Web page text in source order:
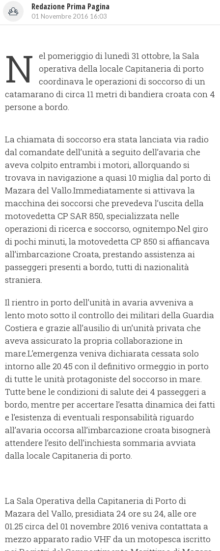
Redazione Prima Pagina
01 Novembre 2016 16:03
N el pomeriggio di lunedì 31 ottobre, la Sala
operativa della locale Capitaneria di porto
coordinava le operazioni di soccorso di un
catamarano di circa 11 metri di bandiera croata con 4
persone a bordo.
La chiamata di soccorso era stata lanciata via radio
dal comandate dell’unità a seguito dell’avaria che
aveva colpito entrambi i motori, allorquando si
trovava in navigazione a quasi 10 miglia dal porto di
Mazara del Vallo.Immediatamente si attivava la
macchina dei soccorsi che prevedeva l’uscita della
motovedetta CP SAR 850, specializzata nelle
operazioni di ricerca e soccorso, ognitempo.Nel giro
di pochi minuti, la motovedetta CP 850 si affiancava
all’imbarcazione Croata, prestando assistenza ai
passeggeri presenti a bordo, tutti di nazionalità
straniera.
Il rientro in porto dell’unità in avaria avveniva a
lento moto sotto il controllo dei militari della Guardia
Costiera e grazie all’ausilio di un’unità privata che
aveva assicurato la propria collaborazione in
mare.L’emergenza veniva dichiarata cessata solo
intorno alle 20.45 con il definitivo ormeggio in porto
di tutte le unità protagoniste del soccorso in mare.
Tutte bene le condizioni di salute dei 4 passeggeri a
bordo, mentre per accertare l’esatta dinamica dei fatti
e l’esistenza di eventuali responsabilità riguardo
all’avaria occorsa all’imbarcazione croata bisognerà
attendere l’esito dell’inchiesta sommaria avviata
dalla locale Capitaneria di porto.
La Sala Operativa della Capitaneria di Porto di
Mazara del Vallo, presidiata 24 ore su 24, alle ore
01.25 circa del 01 novembre 2016 veniva contattata a
mezzo apparato radio VHF da un motopesca iscritto